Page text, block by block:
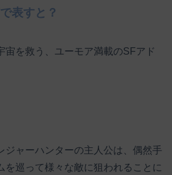
表すと？
宙を救う、ユーモア満載のSFアド
ジャーハンターの主人公は、偶然手
を巡って様々な敵に狙われることに